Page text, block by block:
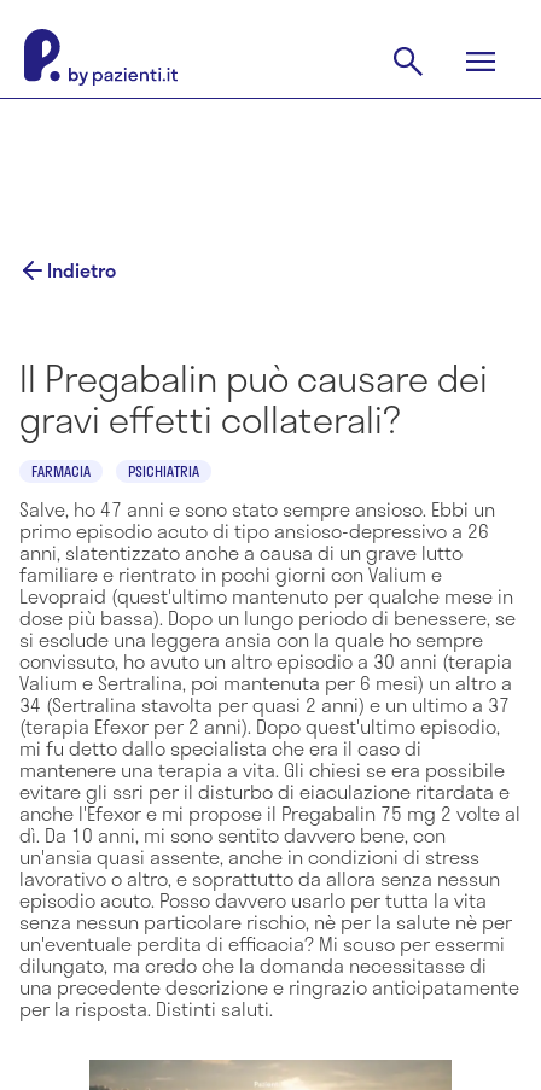
Indietro
Il Pregabalin può causare dei
gravi effetti collaterali?
FARMACIA PSICHIATRIA
Salve, ho 47 anni e sono stato sempre ansioso. Ebbi un
primo episodio acuto di tipo ansioso-depressivo a 26
anni, slatentizzato anche a causa di un grave lutto
familiare e rientrato in pochi giorni con Valium e
Levopraid (quest'ultimo mantenuto per qualche mese in
dose più bassa). Dopo un lungo periodo di benessere, se
si esclude una leggera ansia con la quale ho sempre
convissuto, ho avuto un altro episodio a 30 anni (terapia
Valium e Sertralina, poi mantenuta per 6 mesi) un altro a
34 (Sertralina stavolta per quasi 2 anni) e un ultimo a 37
(terapia Efexor per 2 anni). Dopo quest'ultimo episodio,
mi fu detto dallo specialista che era il caso di
mantenere una terapia a vita. Gli chiesi se era possibile
evitare gli ssri per il disturbo di eiaculazione ritardata e
anche l'Efexor e mi propose il Pregabalin 75 mg 2 volte al
dì. Da 10 anni, mi sono sentito davvero bene, con
un'ansia quasi assente, anche in condizioni di stress
lavorativo o altro, e soprattutto da allora senza nessun
episodio acuto. Posso davvero usarlo per tutta la vita
senza nessun particolare rischio, nè per la salute nè per
un'eventuale perdita di efficacia? Mi scuso per essermi
dilungato, ma credo che la domanda necessitasse di
una precedente descrizione e ringrazio anticipatamente
per la risposta. Distinti saluti.